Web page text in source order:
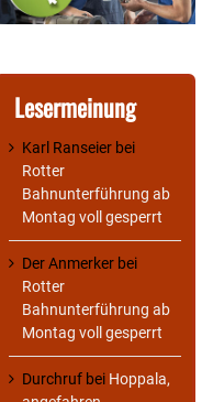
Lesermeinung
Karl Ranseier bei
Rotter
Bahnunterführung ab
Montag voll gesperrt
Der Anmerker bei
Rotter
Bahnunterführung ab
Montag voll gesperrt
Durchruf bei Hoppala,